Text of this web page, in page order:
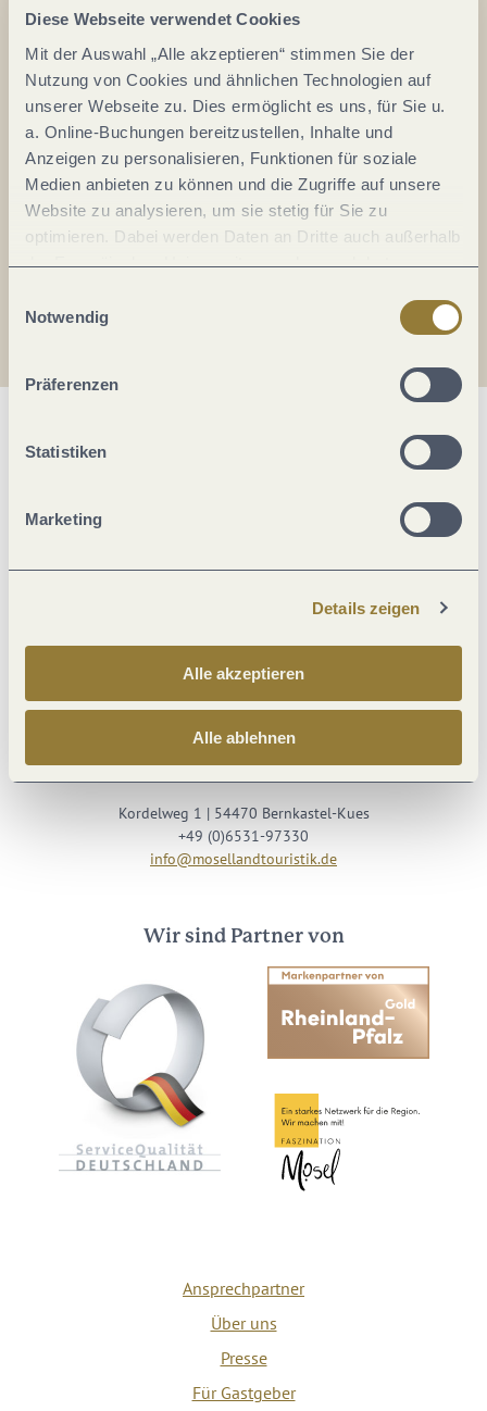
Diese Webseite verwendet Cookies
Mit der Auswahl „Alle akzeptieren“ stimmen Sie der
Nutzung von Cookies und ähnlichen Technologien auf
unserer Webseite zu. Dies ermöglicht es uns, für Sie u.
a. Online-Buchungen bereitzustellen, Inhalte und
Anzeigen zu personalisieren, Funktionen für soziale
Medien anbieten zu können und die Zugriffe auf unsere
Website zu analysieren, um sie stetig für Sie zu
optimieren. Dabei werden Daten an Dritte auch außerhalb
der Europäischen Union weitergegeben und dort
jederzeit widerrufen werden. Mit der Auswahl "Alle
ablehnen" kann es zu Beeinträchtigungen in der Nutzung
Notwendig
Präferenzen
Statistiken
Marketing
Details zeigen
Alle akzeptieren
Alle ablehnen
Mosel im Abo: Mit unserem Newsletter
Ihre
E-
Mail-
Adresse:
*
Ich erkläre mich mit der
Datenschutzerklärung
Besuche uns auf
Youtube
Kordelweg 1 | 54470 Bernkastel-Kues
+49 (0)6531-97330
info@mosellandtouristik.de
Wir sind Partner von
Ansprechpartner
Über uns
Presse
Für Gastgeber